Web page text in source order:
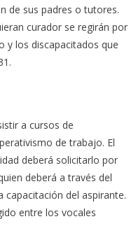
de sus padres o tutores.
curador se regirán por
y los discapacitados que
a cursos de
de trabajo. El
deberá solicitarlo por
deberá a través del
capacitación del aspirante.
entre los vocales